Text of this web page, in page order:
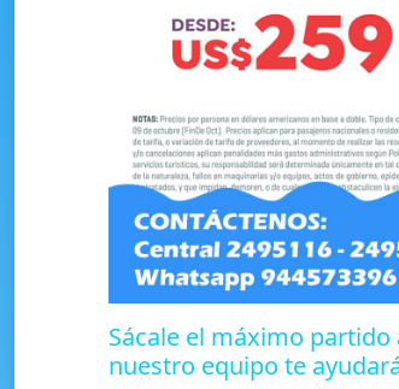
Sácale el máximo
nuestro equipo te